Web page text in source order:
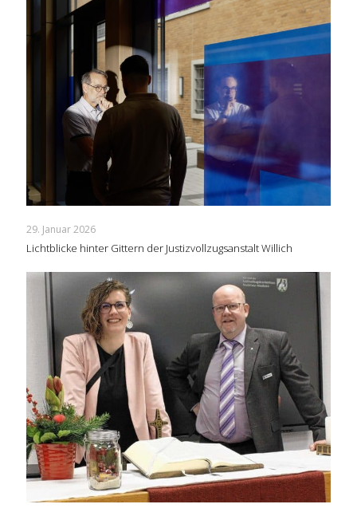
29. Januar 2026
Lichtblicke hinter Gittern der Justizvollzugsanstalt Willich